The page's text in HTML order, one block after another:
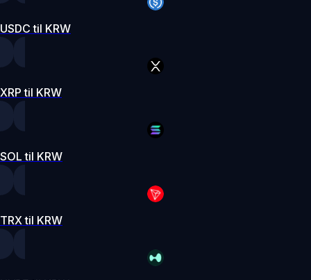
USDC til KRW
XRP til KRW
SOL til KRW
TRX til KRW